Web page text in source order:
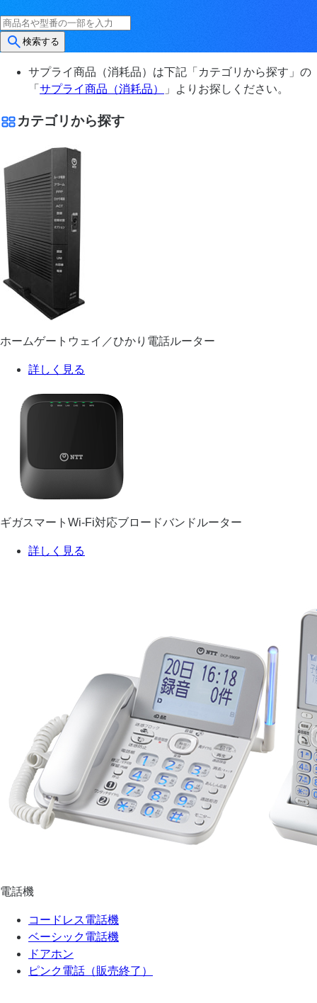
検索する
サプライ商品（消耗品）は下記「カテゴリから探す」の
「 サプライ商品（消耗品） 」よりお探しください。
カテゴリから探す
ホームゲートウェイ／ひかり電話ルーター
詳しく見る
ギガスマートWi-Fi対応ブロードバンドルーター
詳しく見る
電話機
コードレス電話機
ベーシック電話機
ドアホン
ピンク電話（販売終了）